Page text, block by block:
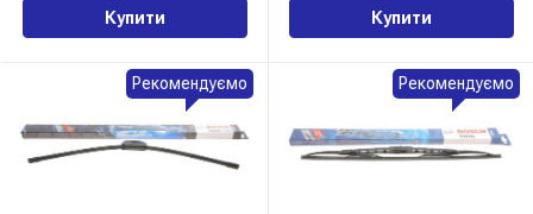
Купити Купити
Рекомендуємо Рекомендуємо